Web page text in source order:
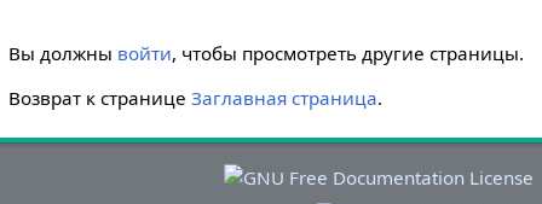
Вы должны войти, чтобы просмотреть другие страницы.
Возврат к странице Заглавная страница.